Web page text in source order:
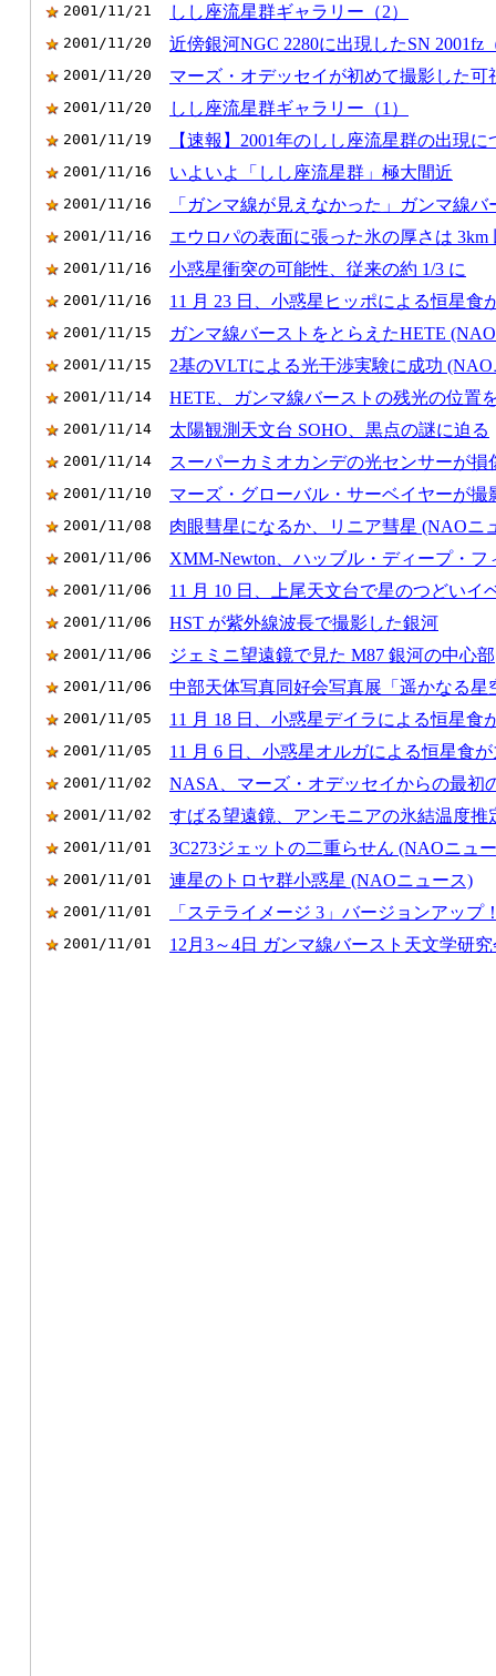
2001/11/21 しし座流星群ギャラリー（2）
2001/11/20 近傍銀河NGC 2280に出現したSN 2001fz
2001/11/20 マーズ・オデッセイが初めて撮影した可
2001/11/20 しし座流星群ギャラリー（1）
2001/11/19 【速報】2001年のしし座流星群の出現
2001/11/16 いよいよ「しし座流星群」極大間近
2001/11/16 「ガンマ線が見えなかった」ガンマ線バ
2001/11/16 エウロパの表面に張った氷の厚さは 3km
2001/11/16 小惑星衝突の可能性、従来の約 1/3 に
2001/11/16 11 月 23 日、小惑星ヒッポによる恒星食
2001/11/15 ガンマ線バーストをとらえたHETE
2001/11/15 2基のVLTによる光干渉実験に成功
2001/11/14 HETE、ガンマ線バーストの残光の位置
2001/11/14 太陽観測天文台 SOHO、黒点の謎に迫る
2001/11/14 スーパーカミオカンデの光センサーが損
2001/11/10 マーズ・グローバル・サーベイヤーが撮
2001/11/08 肉眼彗星になるか、リニア彗星 (NAOニ
2001/11/06 XMM-Newton、ハッブル・ディープ・フ
2001/11/06 11 月 10 日、上尾天文台で星のつどいイ
2001/11/06 HST が紫外線波長で撮影した銀河
2001/11/06 ジェミニ望遠鏡で見た M87 銀河の中心部
2001/11/06 中部天体写真同好会写真展「遥かなる星
2001/11/05 11 月 18 日、小惑星デイラによる恒星食
2001/11/05 11 月 6 日、小惑星オルガによる恒星食
2001/11/02 NASA、マーズ・オデッセイからの最初
2001/11/02 すばる望遠鏡、アンモニアの氷結温度
2001/11/01 3C273ジェットの二重らせん (NAOニュ
2001/11/01 連星のトロヤ群小惑星 (NAOニュース)
2001/11/01 「ステライメージ 3」バージョンアップ
2001/11/01 12月3～4日 ガンマ線バースト天文学研